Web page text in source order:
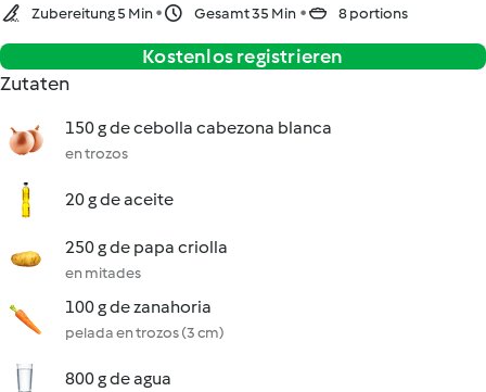
Zubereitung 5 Min Gesamt 35 Min 8 portions
Kostenlos registrieren
Zutaten
150 g de cebolla cabezona blanca
en trozos
20 g de aceite
250 g de papa criolla
en mitades
100 g de zanahoria
pelada en trozos (3 cm)
800 g de agua